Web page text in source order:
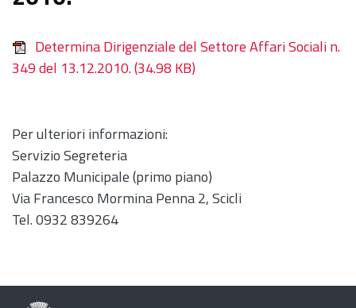
Determina Dirigenziale del Settore Affari Sociali n.
349 del 13.12.2010.(34.98 KB)
Per ulteriori informazioni:
Servizio Segreteria
Palazzo Municipale (primo piano)
Via Francesco Mormina Penna 2, Scicli
Tel. 0932 839264